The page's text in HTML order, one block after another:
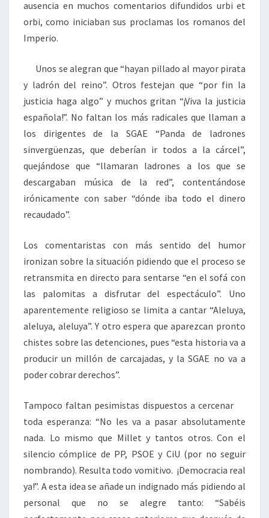
ausencia en muchos comentarios difundidos urbi et
orbi, como iniciaban sus proclamas los romanos del
Imperio.
Unos se alegran que “hayan pillado al mayor pirata
y ladrón del reino”. Otros festejan que “por fin la
justicia haga algo” y muchos gritan “¡Viva la justicia
española!”. No faltan los más radicales que llaman a
los dirigentes de la SGAE “Panda de ladrones
sinvergüenzas, que deberían ir todos a la cárcel”,
quejándose que “llamaran ladrones a los que se
descargaban música de la red”, contentándose
irónicamente con saber “dónde iba todo el dinero
recaudado”.
Los comentaristas con más sentido del humor
ironizan sobre la situación pidiendo que el proceso se
retransmita en directo para sentarse “en el sofá con
las palomitas a disfrutar del espectáculo”. Uno
aparentemente religioso se limita a cantar “Aleluya,
aleluya, aleluya”. Y otro espera que aparezcan pronto
chistes sobre las detenciones, pues “esta historia va a
producir un millón de carcajadas, y la SGAE no va a
poder cobrar derechos”.
Tampoco faltan pesimistas dispuestos a cercenar
toda esperanza: “No les va a pasar absolutamente
nada. Lo mismo que Millet y tantos otros. Con el
silencio cómplice de PP, PSOE y CiU (por no seguir
nombrando). Resulta todo vomitivo. ¡Democracia real
ya!”. A esta idea se añade un indignado más pidiendo al
personal que no se alegre tanto: “Sabéis